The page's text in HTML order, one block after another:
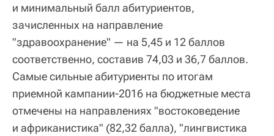
и минимальный балл абитуриентов,
зачисленных на направление
"здравоохранение" — на 5,45 и 12 баллов
соответственно, составив 74,03 и 36,7 баллов.
Самые сильные абитуриенты по итогам
приемной кампании-2016 на бюджетные места
отмечены на направлениях "востоковедение
и африканистика" (82,32 балла), "лингвистика